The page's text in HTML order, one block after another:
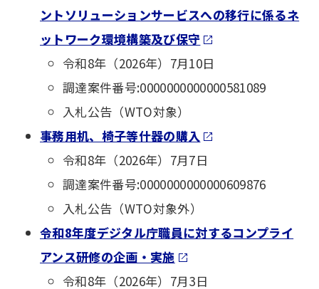
ントソリューションサービスへの移行に係るネ
ットワーク環境構築及び保守
令和8年（2026年）7月10日
調達案件番号:0000000000000581089
入札公告（WTO対象）
事務用机、椅子等什器の購入
令和8年（2026年）7月7日
調達案件番号:0000000000000609876
入札公告（WTO対象外）
令和8年度デジタル庁職員に対するコンプライ
アンス研修の企画・実施
令和8年（2026年）7月3日